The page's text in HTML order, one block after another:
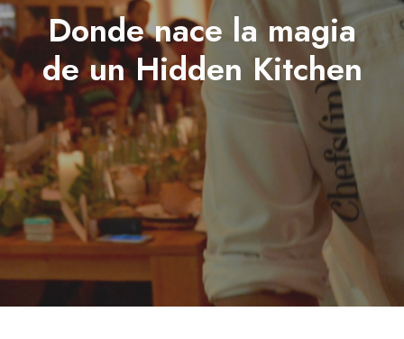
Donde nace la magia
de un Hidden Kitchen